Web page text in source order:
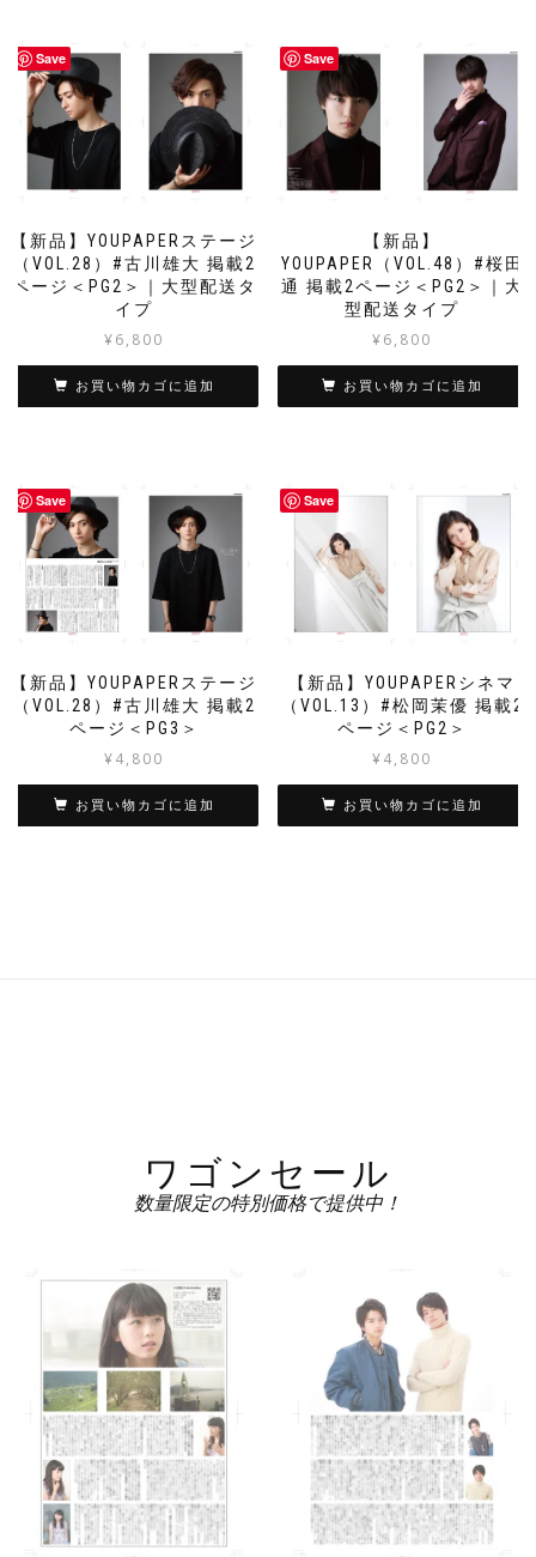
Save
【新品】YOUPAPERステージ
（VOL.28）#古川雄大 掲載2
ページ＜PG2＞｜大型配送タ
イプ
¥6,800
お買い物カゴに追加
Save
【新品】
YOUPAPER（VOL.48）#桜田
通 掲載2ページ＜PG2＞｜大
型配送タイプ
¥6,800
お買い物カゴに追加
Save
【新品】YOUPAPERステージ
（VOL.28）#古川雄大 掲載2
ページ＜PG3＞
¥4,800
お買い物カゴに追加
Save
【新品】YOUPAPERシネマ
（VOL.13）#松岡茉優 掲載2
ページ＜PG2＞
¥4,800
お買い物カゴに追加
ワゴンセール
数量限定の特別価格で提供中！